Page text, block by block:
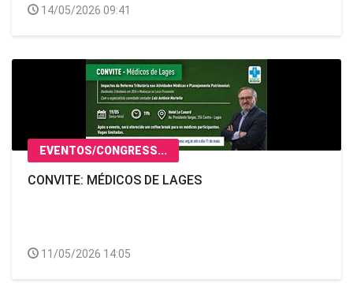
14/05/2026 09:41
EVENTOS/CONGRESS...
CONVITE: MÉDICOS DE LAGES
11/05/2026 14:05